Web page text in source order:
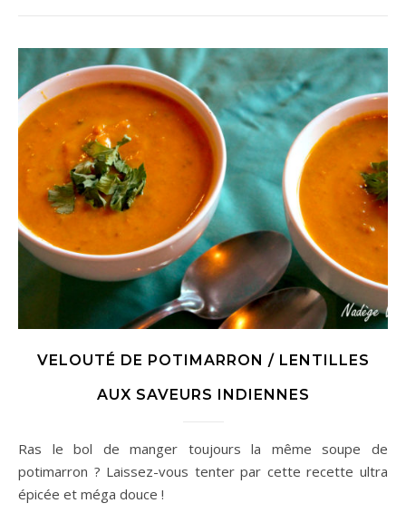
VELOUTÉ DE POTIMARRON / LENTILLES
AUX SAVEURS INDIENNES
Ras le bol de manger toujours la même soupe de
potimarron ? Laissez-vous tenter par cette recette ultra
épicée et méga douce !